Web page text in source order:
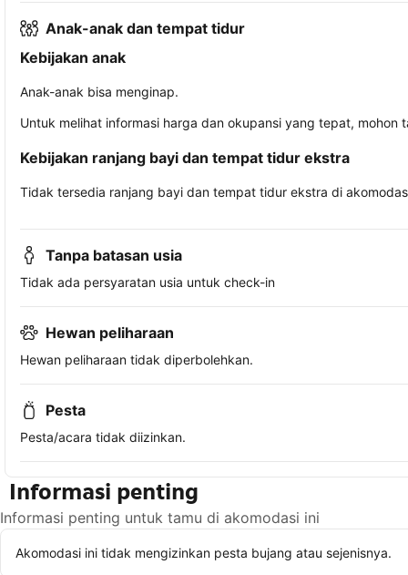
Anak-anak dan tempat tidur
Kebijakan anak
Anak-anak bisa menginap.
Untuk melihat informasi harga dan okupansi yang tepat,
Kebijakan ranjang bayi dan tempat tidur ekstra
Tidak tersedia ranjang bayi dan tempat tidur ekstra di
Tanpa batasan usia
Tidak ada persyaratan usia untuk check-in
Hewan peliharaan
Hewan peliharaan tidak diperbolehkan.
Pesta
Pesta/acara tidak diizinkan.
Informasi penting
Informasi penting untuk tamu di akomodasi ini
Akomodasi ini tidak mengizinkan pesta bujang atau sejenisnya.